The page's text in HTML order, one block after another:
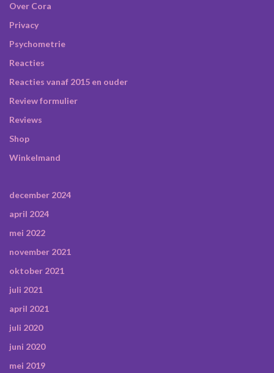
Over Cora
Privacy
Psychometrie
Reacties
Reacties vanaf 2015 en ouder
Review formulier
Reviews
Shop
Winkelmand
december 2024
april 2024
mei 2022
november 2021
oktober 2021
juli 2021
april 2021
juli 2020
juni 2020
mei 2019